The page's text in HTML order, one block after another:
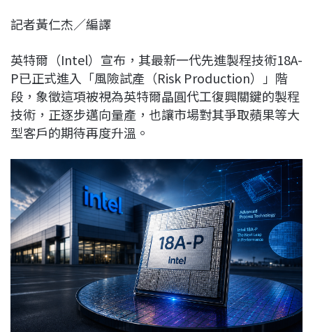
c
b
o
o
k
n
r
a
d
s
e
d
I
n
L
i
n
k
記者黃仁杰／編譯
英特爾（Intel）宣布，其最新一代先進製程技術18A-
P已正式進入「風險試產（Risk Production）」階
段，象徵這項被視為英特爾晶圓代工復興關鍵的製程
技術，正逐步邁向量產，也讓市場對其爭取蘋果等大
型客戶的期待再度升溫。